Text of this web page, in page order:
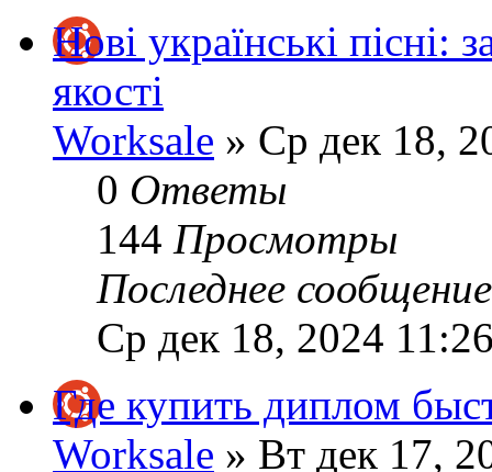
Нові українські пісні:
якості
Worksale » Ср дек 18,
0 Ответы
144 Просмотры
Последнее
Ср дек 18, 2024
Где купить диплом
Worksale » Вт дек 17,